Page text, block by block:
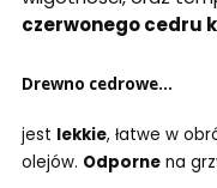
czerwonego cedru
Drewno cedrowe...
jest lekkie, łatwe w
olejów. Odporne na